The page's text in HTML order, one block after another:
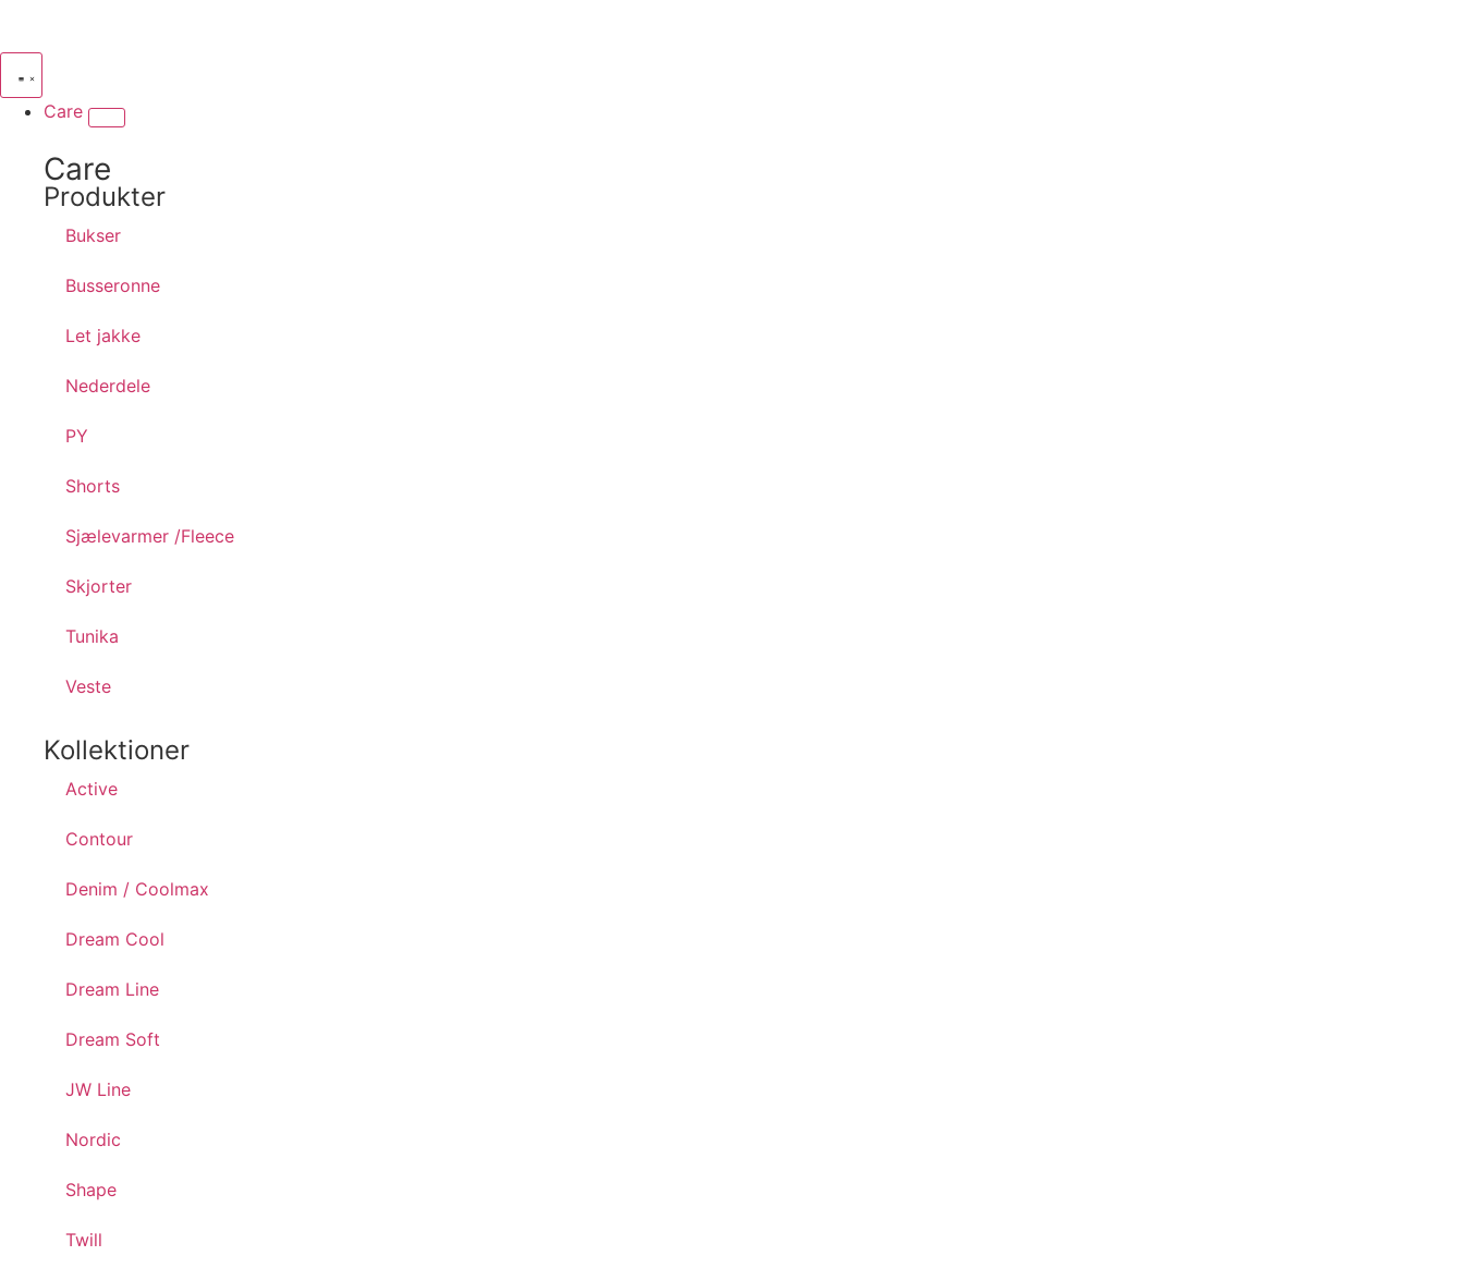
Care
Care
Produkter
Bukser
Busseronne
Let jakke
Nederdele
PY
Shorts
Sjælevarmer /Fleece
Skjorter
Tunika
Veste
Kollektioner
Active
Contour
Denim / Coolmax
Dream Cool
Dream Line
Dream Soft
JW Line
Nordic
Shape
Twill